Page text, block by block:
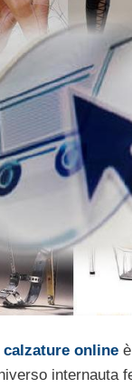
online
internauta